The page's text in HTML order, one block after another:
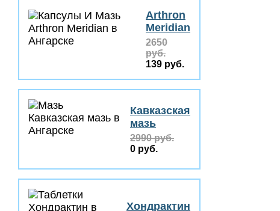
Arthron
Meridian
2650
руб.
139 руб.
Кавказская
мазь
2990 руб.
0 руб.
Хондрактин